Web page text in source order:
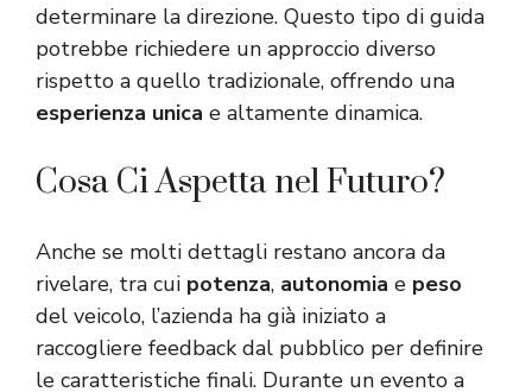
determinare la direzione. Questo tipo di guida
potrebbe richiedere un approccio diverso
rispetto a quello tradizionale, offrendo una
esperienza unica e altamente dinamica.
Cosa Ci Aspetta nel Futuro?
Anche se molti dettagli restano ancora da
rivelare, tra cui potenza, autonomia e peso
del veicolo, l’azienda ha già iniziato a
raccogliere feedback dal pubblico per definire
le caratteristiche finali. Durante un evento a